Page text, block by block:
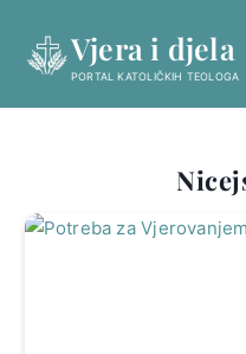
content
Vjera i djela
PORTAL KATOLIČKIH TEOLOGA